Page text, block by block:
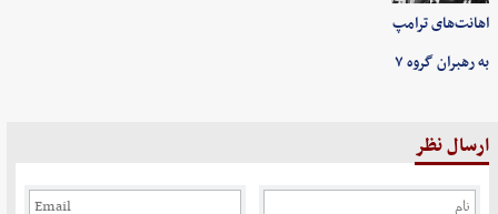
اهانت‌های ترامپ
به رهبران گروه ۷
ارسال نظر